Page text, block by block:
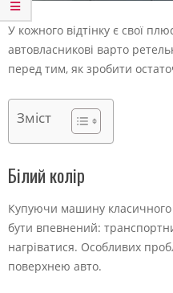
У кожного відтінку є свої
автовласникові варто
перед тим, як зробити
Зміст
Білий колір
Купуючи машину
бути впевнений:
нагріватися. Особливих
поверхнею авто.